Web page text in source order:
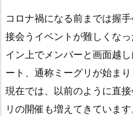
コロナ禍になる前までは握
接会うイベントが難しくな
イン上でメンバーと画面越
ート、通称ミーグリが始ま
現在では、以前のように直
リの開催も増えてきています